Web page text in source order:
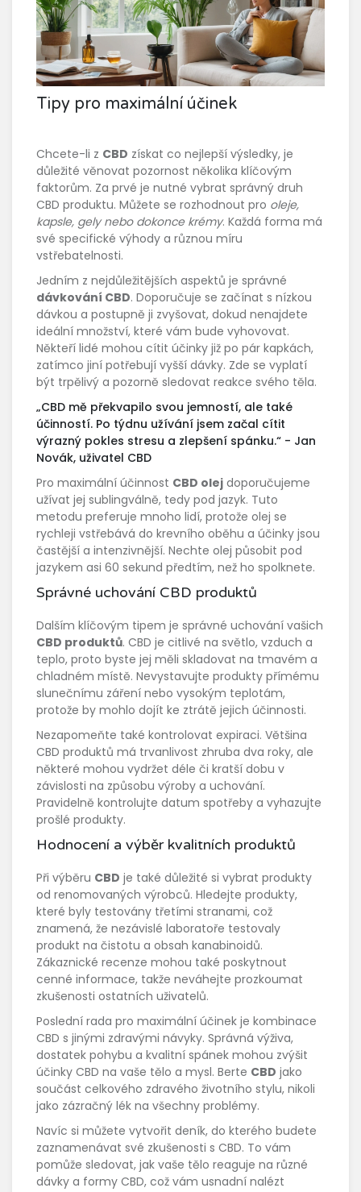
Tipy pro maximální účinek
Chcete-li z CBD získat co nejlepší výsledky, je
důležité věnovat pozornost několika klíčovým
faktorům. Za prvé je nutné vybrat správný druh
CBD produktu. Můžete se rozhodnout pro oleje,
kapsle, gely nebo dokonce krémy. Každá forma má
své specifické výhody a různou míru
vstřebatelnosti.
Jedním z nejdůležitějších aspektů je správné
dávkování CBD. Doporučuje se začínat s nízkou
dávkou a postupně ji zvyšovat, dokud nenajdete
ideální množství, které vám bude vyhovovat.
Někteří lidé mohou cítit účinky již po pár kapkách,
zatímco jiní potřebují vyšší dávky. Zde se vyplatí
být trpělivý a pozorně sledovat reakce svého těla.
„CBD mě překvapilo svou jemností, ale také
účinností. Po týdnu užívání jsem začal cítit
výrazný pokles stresu a zlepšení spánku.“ - Jan
Novák, uživatel CBD
Pro maximální účinnost CBD olej doporučujeme
užívat jej sublingválně, tedy pod jazyk. Tuto
metodu preferuje mnoho lidí, protože olej se
rychleji vstřebává do krevního oběhu a účinky jsou
častější a intenzivnější. Nechte olej působit pod
jazykem asi 60 sekund předtím, než ho spolknete.
Správné uchování CBD produktů
Dalším klíčovým tipem je správné uchování vašich
CBD produktů. CBD je citlivé na světlo, vzduch a
teplo, proto byste jej měli skladovat na tmavém a
chladném místě. Nevystavujte produkty přímému
slunečnímu záření nebo vysokým teplotám,
protože by mohlo dojít ke ztrátě jejich účinnosti.
Nezapomeňte také kontrolovat expiraci. Většina
CBD produktů má trvanlivost zhruba dva roky, ale
některé mohou vydržet déle či kratší dobu v
závislosti na způsobu výroby a uchování.
Pravidelně kontrolujte datum spotřeby a vyhazujte
prošlé produkty.
Hodnocení a výběr kvalitních produktů
Při výběru CBD je také důležité si vybrat produkty
od renomovaných výrobců. Hledejte produkty,
které byly testovány třetími stranami, což
znamená, že nezávislé laboratoře testovaly
produkt na čistotu a obsah kanabinoidů.
Zákaznické recenze mohou také poskytnout
cenné informace, takže neváhejte prozkoumat
zkušenosti ostatních uživatelů.
Poslední rada pro maximální účinek je kombinace
CBD s jinými zdravými návyky. Správná výživa,
dostatek pohybu a kvalitní spánek mohou zvýšit
účinky CBD na vaše tělo a mysl. Berte CBD jako
součást celkového zdravého životního stylu, nikoli
jako zázračný lék na všechny problémy.
Navíc si můžete vytvořit deník, do kterého budete
zaznamenávat své zkušenosti s CBD. To vám
pomůže sledovat, jak vaše tělo reaguje na různé
dávky a formy CBD, což vám usnadní nalézt